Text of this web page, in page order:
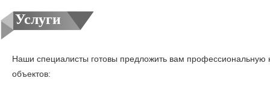
Услуги
Наши специалисты готовы предложить вам
объектов: